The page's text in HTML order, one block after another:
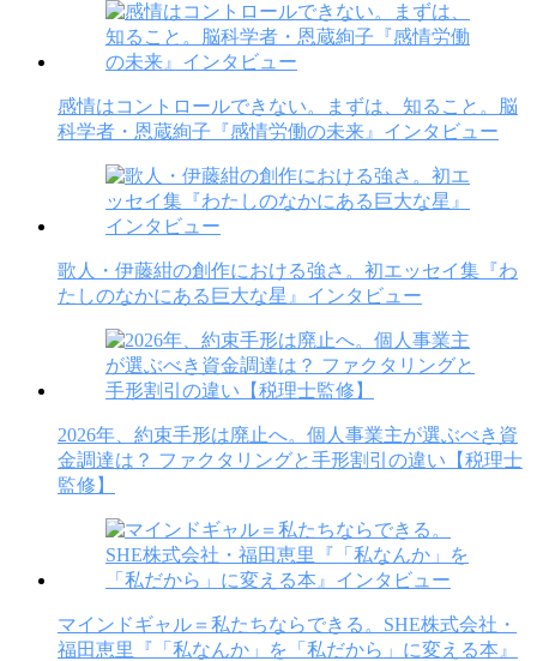
感情はコントロールできない。まずは、知ること。脳
科学者・恩蔵絢子『感情労働の未来』インタビュー
歌人・伊藤紺の創作における強さ。初エッセイ集『わ
たしのなかにある巨大な星』インタビュー
2026年、約束手形は廃止へ。個人事業主が選ぶべき資
金調達は？ ファクタリングと手形割引の違い【税理士
監修】
マインドギャル＝私たちならできる。SHE株式会社・
福田恵里『「私なんか」を「私だから」に変える本』